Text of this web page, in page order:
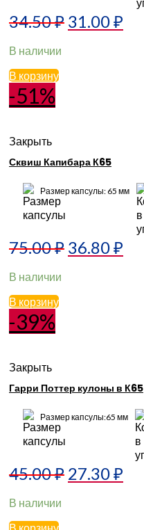
34.50₽ 31.00₽
В наличии
В корзину
-51%
Закрыть
Сквиш Капибара К65
Размер капсулы: 65 мм
75.00₽ 36.80₽
В наличии
В корзину
-39%
Закрыть
Гарри Поттер кулоны в К65
Размер капсулы:65 мм
45.00₽ 27.30₽
В наличии